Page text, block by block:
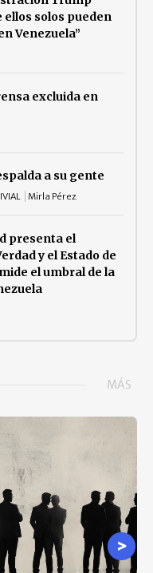
solos pueden
Venezuela”
excluida en
a su gente
Mirla Pérez
presenta el
y el Estado de
el umbral de la
MÁS